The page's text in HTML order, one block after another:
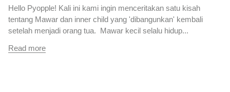
Hello Pyopple! Kali ini kami ingin menceritakan satu kisah
tentang Mawar dan inner child yang 'dibangunkan' kembali
setelah menjadi orang tua. Mawar kecil selalu hidup...
Read more